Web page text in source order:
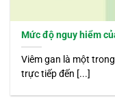
Mức độ nguy hiểm
Viêm gan là một
trực tiếp đến [...]